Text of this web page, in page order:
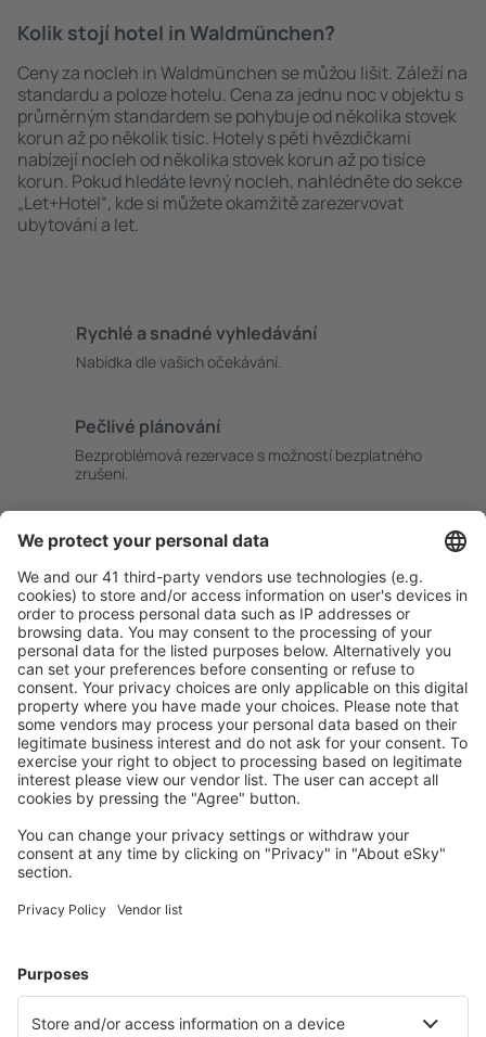
Kolik stojí hotel in Waldmünchen?
Ceny za nocleh in Waldmünchen se můžou lišit. Záleží na
standardu a poloze hotelu. Cena za jednu noc v objektu s
průměrným standardem se pohybuje od několika stovek
korun až po několik tisíc. Hotely s pěti hvězdičkami
nabízejí nocleh od několika stovek korun až po tisíce
korun. Pokud hledáte levný nocleh, nahlédněte do sekce
„Let+Hotel“, kde si můžete okamžitě zarezervovat
ubytování a let.
Rychlé a snadné vyhledávání
Nabídka dle vašich očekávání.
Pečlivé plánování
Bezproblémová rezervace s možností bezplatného
zrušení.
Atraktivní ceny a speciální nabídky pro přihlášené
uživatele.
Ubytování dle vašeho gusta
Vyberte si z více než 1.3 milionu zařízení: hotelů,
apartmánů, chat a dalších.
Nejvyhledávanější hotely uživateli eSky
Hotely v Německu - Oblíbená města
Hotely Westerhever Hotely in Grömitz
Hotely in Chemnitz Hotely in Stockelsdorf